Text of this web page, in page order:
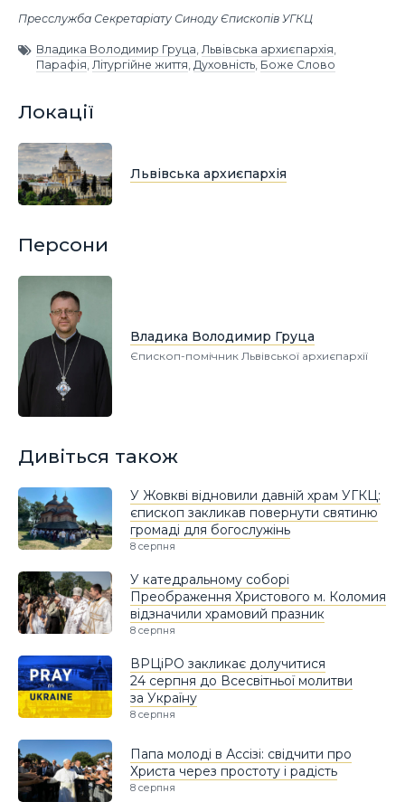
Пресслужба Секретаріату Синоду Єпископів УГКЦ
Владика Володимир Груца Львівська архиєпархія
Парафія Літургійне життя Духовність Боже Слово
Локації
Львівська архиєпархія
Персони
Владика Володимир Груца
Єпископ-помічник Львівської архиєпархії
Дивіться також
У Жовкві відновили давній храм УГКЦ:
єпископ закликав повернути святиню
громаді для богослужінь
8 серпня
У катедральному соборі
Преображення Христового м. Коломия
відзначили храмовий празник
8 серпня
ВРЦіРО закликає долучитися
24 серпня до Всесвітньої молитви
за Україну
8 серпня
Папа молоді в Ассізі: свідчити про
Христа через простоту і радість
8 серпня